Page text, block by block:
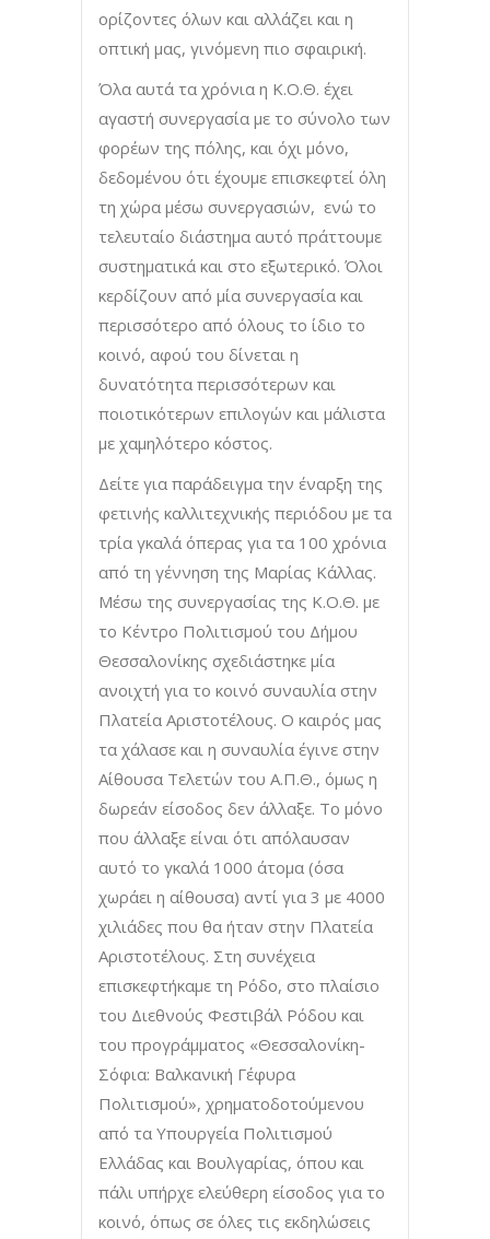
ορίζοντες όλων και αλλάζει και η
οπτική μας, γινόμενη πιο σφαιρική.
Όλα αυτά τα χρόνια η Κ.Ο.Θ. έχει
αγαστή συνεργασία με το σύνολο των
φορέων της πόλης, και όχι μόνο,
δεδομένου ότι έχουμε επισκεφτεί όλη
τη χώρα μέσω συνεργασιών, ενώ το
τελευταίο διάστημα αυτό πράττουμε
συστηματικά και στο εξωτερικό. Όλοι
κερδίζουν από μία συνεργασία και
περισσότερο από όλους το ίδιο το
κοινό, αφού του δίνεται η
δυνατότητα περισσότερων και
ποιοτικότερων επιλογών και μάλιστα
με χαμηλότερο κόστος.
Δείτε για παράδειγμα την έναρξη της
φετινής καλλιτεχνικής περιόδου με τα
τρία γκαλά όπερας για τα 100 χρόνια
από τη γέννηση της Μαρίας Κάλλας.
Μέσω της συνεργασίας της Κ.Ο.Θ. με
το Κέντρο Πολιτισμού του Δήμου
Θεσσαλονίκης σχεδιάστηκε μία
ανοιχτή για το κοινό συναυλία στην
Πλατεία Αριστοτέλους. Ο καιρός μας
τα χάλασε και η συναυλία έγινε στην
Αίθουσα Τελετών του Α.Π.Θ., όμως η
δωρεάν είσοδος δεν άλλαξε. Το μόνο
που άλλαξε είναι ότι απόλαυσαν
αυτό το γκαλά 1000 άτομα (όσα
χωράει η αίθουσα) αντί για 3 με 4000
χιλιάδες που θα ήταν στην Πλατεία
Αριστοτέλους. Στη συνέχεια
επισκεφτήκαμε τη Ρόδο, στο πλαίσιο
του Διεθνούς Φεστιβάλ Ρόδου και
του προγράμματος «Θεσσαλονίκη-
Σόφια: Βαλκανική Γέφυρα
Πολιτισμού», χρηματοδοτούμενου
από τα Υπουργεία Πολιτισμού
Ελλάδας και Βουλγαρίας, όπου και
πάλι υπήρχε ελεύθερη είσοδος για το
κοινό, όπως σε όλες τις εκδηλώσεις